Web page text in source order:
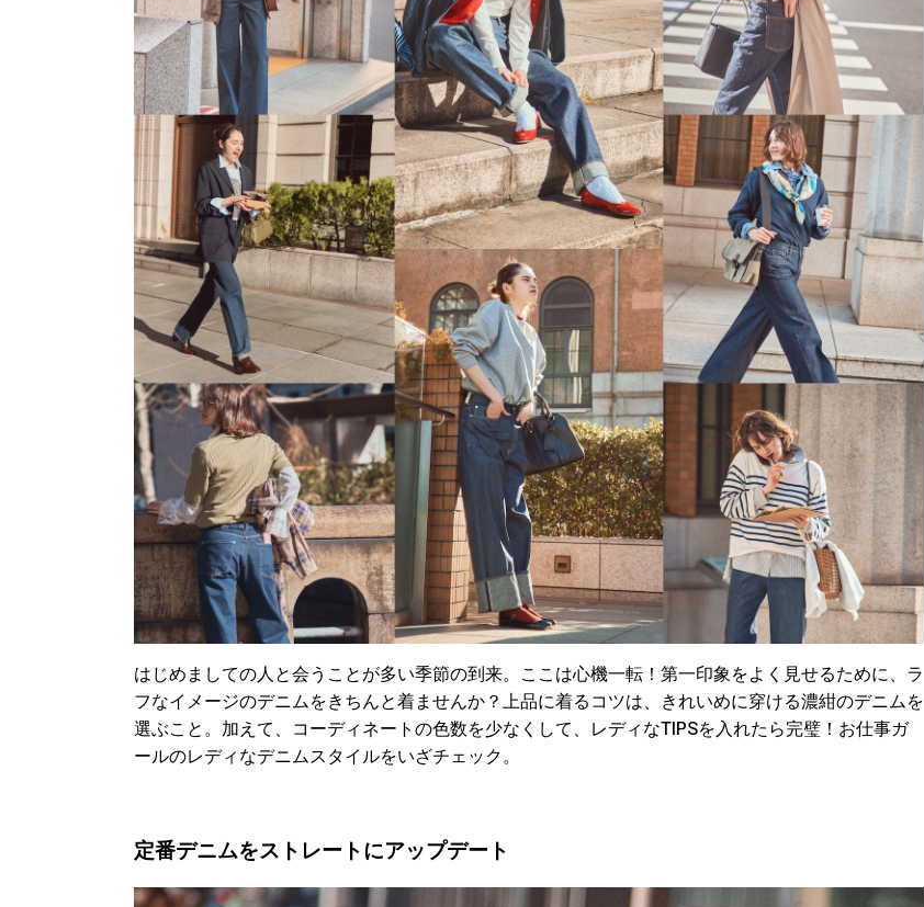
はじめましての人と会うことが多い季節の到来。ここは心機一転！第一印象をよく見せるために、ラ
フなイメージのデニムをきちんと着ませんか？上品に着るコツは、きれいめに穿ける濃紺のデニムを
選ぶこと。加えて、コーディネートの色数を少なくして、レディなTIPSを入れたら完璧！お仕事ガ
ールのレディなデニムスタイルをいざチェック。
定番デニムをストレートにアップデート